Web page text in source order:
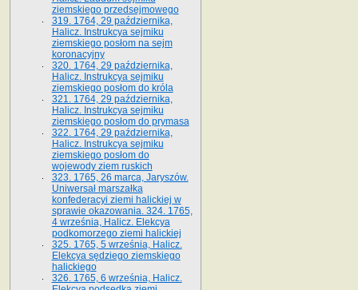
ziemskiego przedsejmowego
319. 1764, 29 października,
Halicz. Instrukcya sejmiku
ziemskiego posłom na sejm
koronacyjny
320. 1764, 29 października,
Halicz. Instrukcya sejmiku
ziemskiego posłom do króla
321. 1764, 29 października,
Halicz. Instrukcya sejmiku
ziemskiego posłom do prymasa
322. 1764, 29 października,
Halicz. Instrukcya sejmiku
ziemskiego posłom do
wojewody ziem ruskich
323. 1765, 26 marca, Jaryszów.
Uniwersał marszałka
konfederacyi ziemi halickiej w
sprawie okazowania. 324. 1765,
4 września, Halicz. Elekcya
podkomorzego ziemi halickiej
325. 1765, 5 września, Halicz.
Elekcya sędziego ziemskiego
halickiego
326. 1765, 6 września, Halicz.